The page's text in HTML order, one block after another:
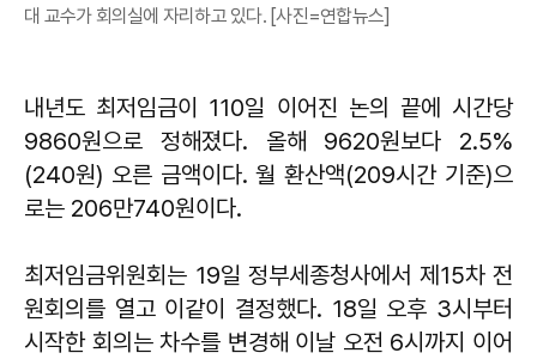
대 교수가 회의실에 자리하고 있다. [사진=연합뉴스]
내년도 최저임금이 110일 이어진 논의 끝에 시간당
9860원으로 정해졌다. 올해 9620원보다 2.5%
(240원) 오른 금액이다. 월 환산액(209시간 기준)으
로는 206만740원이다.
최저임금위원회는 19일 정부세종청사에서 제15차 전
원회의를 열고 이같이 결정했다. 18일 오후 3시부터
시작한 회의는 차수를 변경해 이날 오전 6시까지 이어